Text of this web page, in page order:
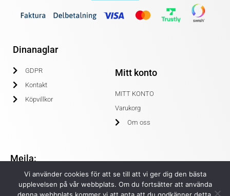
Dinanaglar
GDPR
Kontakt
Köpvillkor
Mitt konto
MITT KONTO
Varukorg
Om oss
Mejla:
info@dinanaglar.se
Vi använder cookies för att se till att vi ger dig den bästa
upplevelsen på vår webbplats. Om du fortsätter att använda